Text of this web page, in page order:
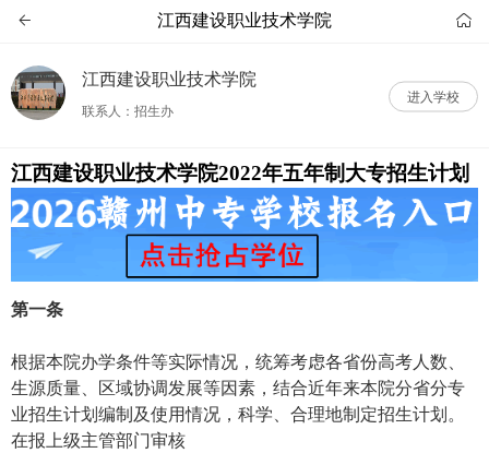
 江西建设职业技术学院 
江西建设职业技术学院
联系人：招生办
进入学校
江西建设职业技术学院2022年五年制大专招生计划
第一条
根据本院办学条件等实际情况，统筹考虑各省份高考人数、
生源质量、区域协调发展等因素，结合近年来本院分省分专
业招生计划编制及使用情况，科学、合理地制定招生计划。
在报上级主管部门审核